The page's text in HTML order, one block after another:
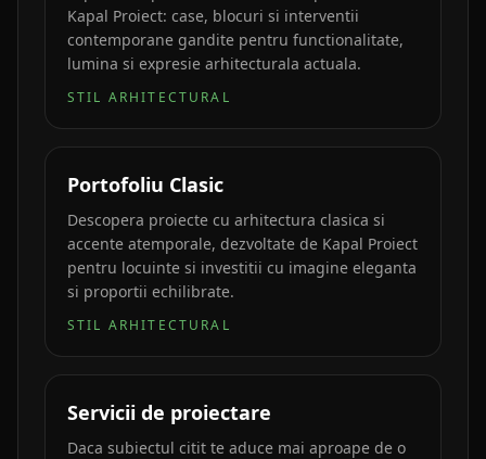
Kapal Proiect: case, blocuri si interventii
contemporane gandite pentru functionalitate,
lumina si expresie arhitecturala actuala.
STIL ARHITECTURAL
Portofoliu Clasic
Descopera proiecte cu arhitectura clasica si
accente atemporale, dezvoltate de Kapal Proiect
pentru locuinte si investitii cu imagine eleganta
si proportii echilibrate.
STIL ARHITECTURAL
Servicii de proiectare
Daca subiectul citit te aduce mai aproape de o